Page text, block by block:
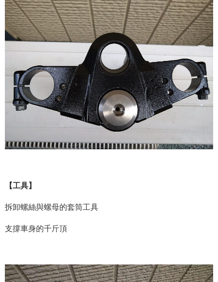
【工具】
拆卸螺絲與螺母的套筒工具
支撐車身的千斤頂